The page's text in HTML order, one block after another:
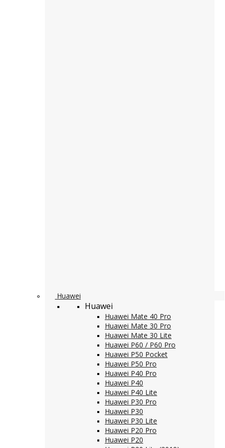
Huawei
Huawei
Huawei Mate 40 Pro
Huawei Mate 30 Pro
Huawei Mate 30 Lite
Huawei P60 / P60 Pro
Huawei P50 Pocket
Huawei P50 Pro
Huawei P40 Pro
Huawei P40
Huawei P40 Lite
Huawei P30 Pro
Huawei P30
Huawei P30 Lite
Huawei P20 Pro
Huawei P20